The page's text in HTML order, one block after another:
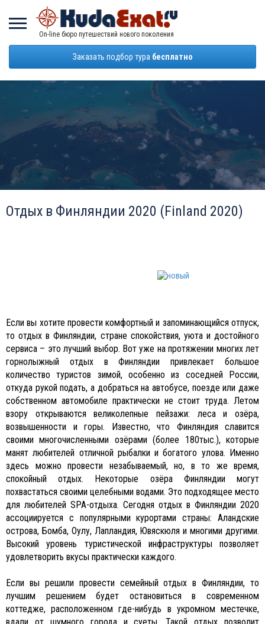
On-line бюро путешествий нового поколения
Заказать подбор тура бесплатно
Отдых в Финляндии 2020 (Finland 2020)
Если вы хотите провести комфортный и запоминающийся отпуск,
то отдых в Финляндии, стране спокойствия, уюта и достойного
сервиса – это лучший выбор. Вот уже на протяжении многих лет
горнолыжный отдых в Финляндии привлекает большое
количество туристов зимой, особенно из соседней России,
откуда рукой подать, а добраться на автобусе, поезде или даже
собственном автомобиле практически не стоит труда. Летом
взору открываются великолепные пейзажи: леса и озёра,
возвышенности и горы. Известно, что Финляндия славится
своими многочисленными озёрами (более 180тыс.), которые
манят любителей отличной рыбалки и богатого улова. Именно
здесь можно провести незабываемый, но, в то же время,
спокойный отдых. Некоторые озёра Финляндии могут
похвастаться своими целебными водами. Это подходящее место
для любителей SPA-отдыха. Сегодня отдых в Финляндии 2020
ассоциируется с популярными курортами страны: Аландские
острова, Бомба, Оулу, Лапландия, Ювяскюля и многими другими.
Высокий уровень туристической инфраструктуры позволяет
удовлетворить вкусы практически каждого.
Если вы решили провести семейный отдых в Финляндии, то
лучшим решением будет остановиться в современном
коттедже, расположенном где-нибудь в укромном местечке,